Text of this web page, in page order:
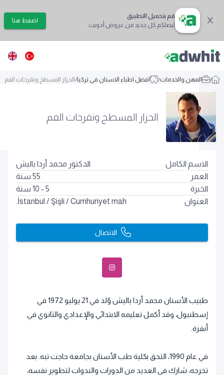
قم بتحميل التطبيق
ليصلكم كل جديد من عروض أدويت
اضغط هنا
/ المهن والخدمات/ افضل اطباء الاسنان في تركيا/ الحزاز المسطح وتقرحات الفم
الحزاز المسطح وتقرحات الفم
طبيب الأسنان محمد أردا ياليش وُلد في 21 يوليو 1972 في
إسطنبول، وقد أكمل تعليمه الابتدائي والإعدادي والثانوي في
أنقرة.
في عام 1990، التحق بكلية طب الأسنان بجامعة حاجت تبه. بعد
تخرجه، شارك في العديد من الدورات والندوات لتطوير نفسه،
الاسم الكامل
الدكتور محمد أردا ياليش
العمر
55 سنة
الخبرة
5 - 10 سنة
العنوان
İstanbul /Şişli /Cumhuriyet mah.
الاتصال